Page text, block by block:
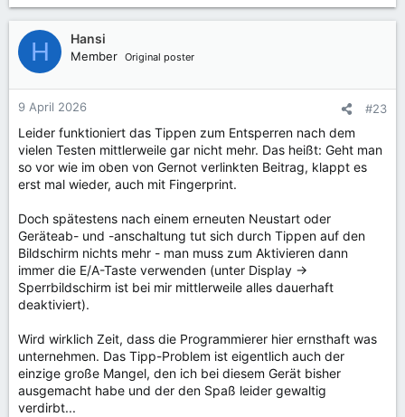
H Hansi
Member Original poster
9 April 2026 #23
Leider funktioniert das Tippen zum Entsperren nach dem
vielen Testen mittlerweile gar nicht mehr. Das heißt: Geht man
so vor wie im oben von Gernot verlinkten Beitrag, klappt es
erst mal wieder, auch mit Fingerprint.
Doch spätestens nach einem erneuten Neustart oder
Geräteab- und -anschaltung tut sich durch Tippen auf den
Bildschirm nichts mehr - man muss zum Aktivieren dann
immer die E/A-Taste verwenden (unter Display ->
Sperrbildschirm ist bei mir mittlerweile alles dauerhaft
deaktiviert).
Wird wirklich Zeit, dass die Programmierer hier ernsthaft was
unternehmen. Das Tipp-Problem ist eigentlich auch der
einzige große Mangel, den ich bei diesem Gerät bisher
ausgemacht habe und der den Spaß leider gewaltig
verdirbt...